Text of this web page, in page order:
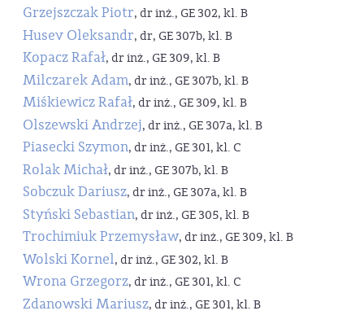
Grzejszczak Piotr, dr inż., GE 302, kl. B
Husev Oleksandr, dr, GE 307b, kl. B
Kopacz Rafał, dr inż., GE 309, kl. B
Milczarek Adam, dr inż., GE 307b, kl. B
Miśkiewicz Rafał, dr inż., GE 309, kl. B
Olszewski Andrzej, dr inż., GE 307a, kl. B
Piasecki Szymon, dr inż., GE 301, kl. C
Rolak Michał, dr inż., GE 307b, kl. B
Sobczuk Dariusz, dr inż., GE 307a, kl. B
Styński Sebastian, dr inż., GE 305, kl. B
Trochimiuk Przemysław, dr inż., GE 309, kl. B
Wolski Kornel, dr inż., GE 302, kl. B
Wrona Grzegorz, dr inż., GE 301, kl. C
Zdanowski Mariusz, dr inż., GE 301, kl. B